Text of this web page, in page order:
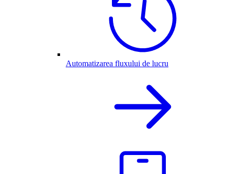
Automatizarea fluxului de lucru